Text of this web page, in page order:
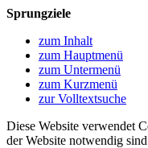
Sprungziele
zum Inhalt
zum Hauptmenü
zum Untermenü
zum Kurzmenü
zur Volltextsuche
Diese Website verwendet
der Website notwendig